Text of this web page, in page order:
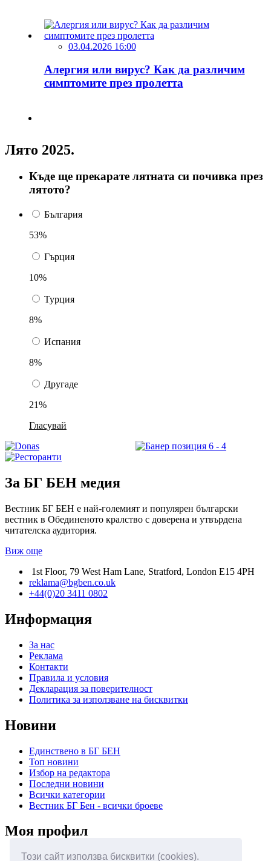
Този сайт използва бисквитки (cookies).
03.04.2026 16:00
Алергия или вирус? Как да различим
симптомите през пролетта
Лято 2025.
Къде ще прекарате лятната си почивка през
лятото?
България
53%
Гърция
10%
Турция
8%
Испания
8%
Другаде
21%
Гласувай
За БГ БЕН медия
Вестник БГ БЕН е най-големият и популярен български
вестник в Обединеното кралство с доверена и утвърдена
читателска аудитория.
Виж още
1st Floor, 79 West Ham Lane, Stratford, London E15 4PH
reklama@bgben.co.uk
+44(0)20 3411 0802
Информация
За нас
Реклама
Контакти
Правила и условия
Декларация за поверителност
Политика за използване на бисквитки
Новини
Единствено в БГ БЕН
Топ новини
Избор на редактора
Последни новини
Всички категории
Вестник БГ Бен - всички броеве
Моя профил
Вход